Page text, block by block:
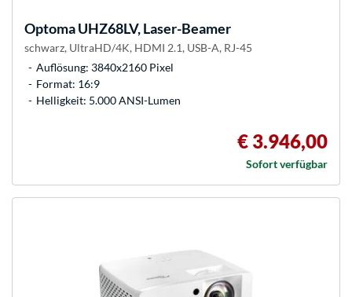
OptomaUHZ68LV, Laser-Beamer
schwarz, UltraHD/4K, HDMI 2.1, USB-A, RJ-45
Auflösung: 3840x2160 Pixel
Format: 16:9
Helligkeit: 5.000 ANSI-Lumen
€ 3.946,00
Sofort verfügbar